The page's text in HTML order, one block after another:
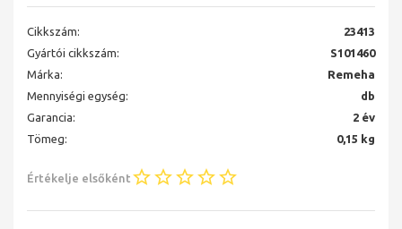
Cikkszám:
23413
Gyártói cikkszám:
S101460
Márka:
Remeha
Mennyiségi egység:
db
Garancia:
2 év
Tömeg:
0,15 kg
Értékelje elsőként